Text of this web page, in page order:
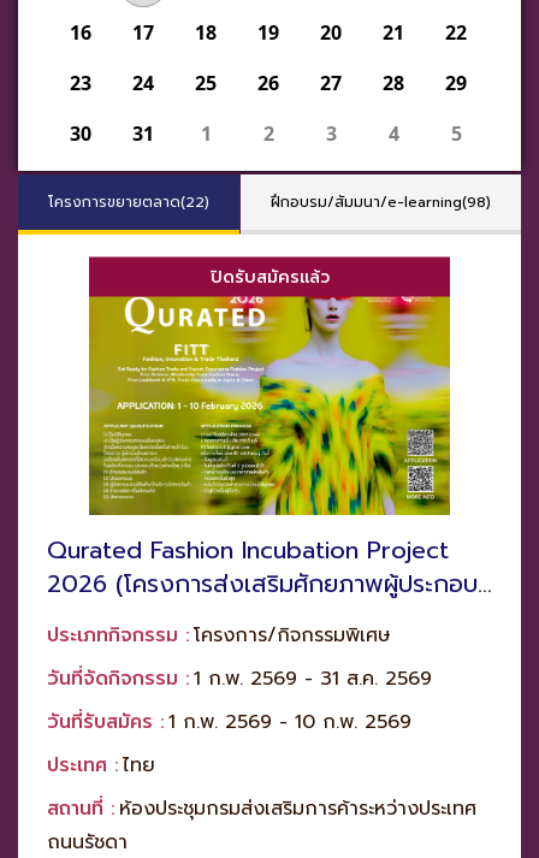
16
17 18 19 20 21
22
23
24 25 26 27 28
29
30
31 1 2 3 4 5
โครงการขยายตลาด(22) ฝึกอบรม/สัมมนา/e-learning(98)
ปิดรับสมัครแล้ว
Qurated Fashion Incubation Project
2026 (โครงการส่งเสริมศักยภาพผู้ประกอบ
ประเภทกิจกรรม :โครงการ/กิจกรรมพิเศษ
วันที่จัดกิจกรรม :1 ก.พ. 2569 - 31 ส.ค. 2569
วันที่รับสมัคร :1 ก.พ. 2569 - 10 ก.พ. 2569
ประเทศ :ไทย
สถานที่ : ห้องประชุมกรมส่งเสริมการค้าระหว่างประเทศ
ถนนรัชดา